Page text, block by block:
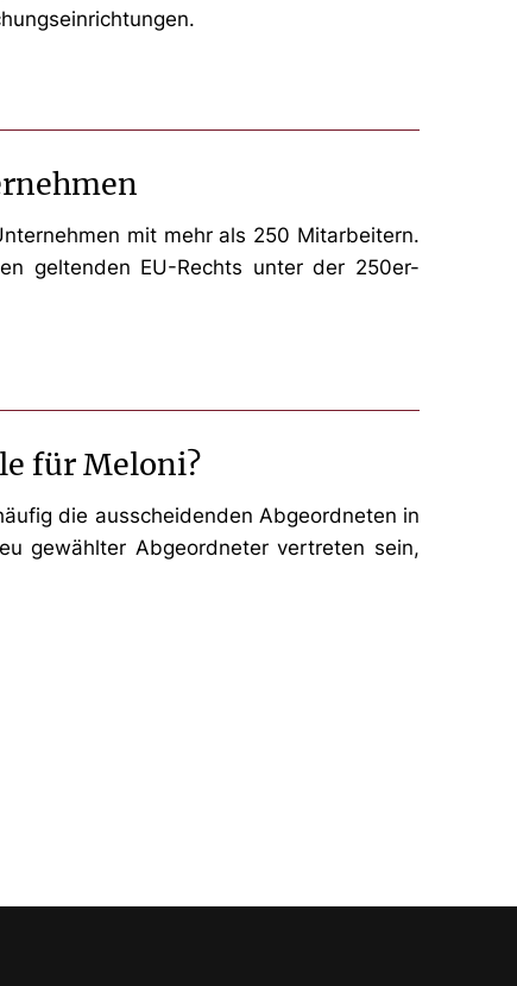
mit mehr als 250 Mitarbeitern.
geltenden EU-Rechts unter der 250er-
für Meloni?
die ausscheidenden Abgeordneten in
gewählter Abgeordneter vertreten sein,